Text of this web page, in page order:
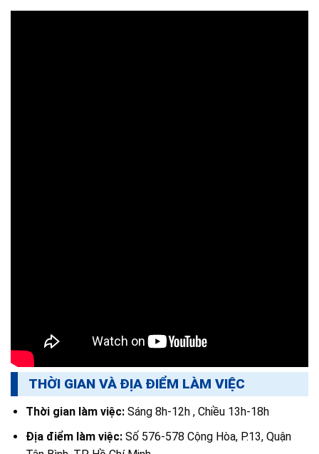
THỜI GIAN VÀ ĐỊA ĐIỂM LÀM VIỆC
Thời gian làm việc:Sáng 8h-12h , Chiều 13h-18h
Địa điểm làm việc:Số 576-578 Cộng Hòa, P.13, Quận